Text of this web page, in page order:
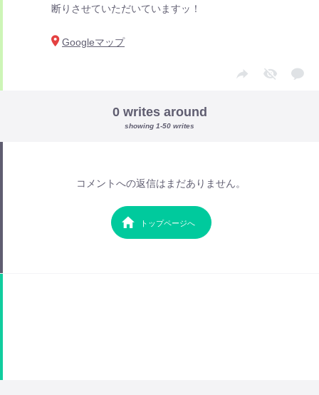
断りさせていただいていますッ！
Googleマップ
0 writes around
showing 1-50 writes
コメントへの返信はまだありません。
トップページへ